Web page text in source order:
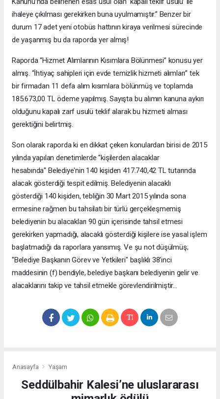
ihaleye çıkılması gerekirken buna uyulmamıştır.” Benzer bir
durum 17 adet yeni otobüs hattının kiraya verilmesi sürecinde
de yaşanmış bu da raporda yer almış!
Raporda “Hizmet Alımlarının Kısımlara Bölünmesi” konusu yer
almış. “İhtiyaç sahipleri için evde temizlik hizmeti alımları” tek
bir firmadan 11 defa alım kısımlara bölünmüş ve toplamda
185.673,00 TL ödeme yapılmış. Sayışta bu alımın kanuna aykırı
olduğunu kapalı zarf usulü teklif alarak bu hizmeti alması
gerektiğini belirtmiş.
Son olarak raporda ki en dikkat çeken konulardan birisi de 2015
yılında yapılan denetimlerde "kişilerden alacaklar
hesabında" Belediye'nin 140 kişiden 417.740,42 TL tutarında
alacak gösterdiği tespit edilmiş. Belediyenin alacaklı
gösterdiği 140 kişiden, tebliğin 30 Mart 2015 yılında sona
ermesine rağmen bu tahsilatı bir türlü gerçekleşmemiş
belediyenin bu alacakları 90 gün içerisinde tahsil etmesi
gerekirken yapmadığı, alacaklı gösterdiği kişilere ise yasal işlem
başlatmadığı da raporlara yansımış. Ve şu not düşülmüş;
"Belediye Başkanın Görev ve Yetkileri" başlıklı 38'inci
maddesinin (f) bendiyle, belediye başkanı belediyenin gelir ve
alacaklarını takip ve tahsil etmekle görevlendirilmiştir…
Anasayfa Yaşam
Seddülbahir Kalesi’ne uluslararası